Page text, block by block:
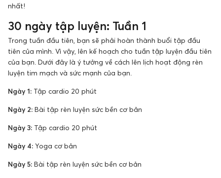
nhất!
30 ngày tập luyện: Tuần 1
Trong tuần đầu tiên, bạn sẽ phải hoàn thành buổi tập đầu
tiên của mình. Vì vậy, lên kế hoạch cho tuần tập luyện đầu tiên
của bạn. Dưới đây là ý tưởng về cách lên lịch hoạt động rèn
luyện tim mạch và sức mạnh của bạn.
Ngày 1: Tập cardio 20 phút
Ngày 2: Bài tập rèn luyện sức bền cơ bản
Ngày 3: Tập cardio 20 phút
Ngày 4: Yoga cơ bản
Ngày 5: Bài tập rèn luyện sức bền cơ bản